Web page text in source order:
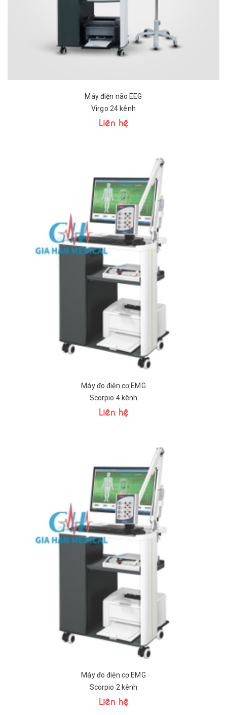
Máy điện não EEG
Virgo 24 kênh
Liên hệ
Máy đo điện cơ EMG
Scorpio 4 kênh
Liên hệ
Máy đo điện cơ EMG
Scorpio 2 kênh
Liên hệ